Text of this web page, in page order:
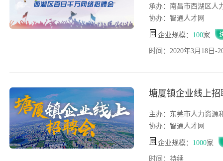
承办：南昌市西湖区人
协办：智通人才网
企业规模： 100家
时间：2020年3月18日-
塘厦镇企业线上招
主办：东莞市人力资源
协办：智通人才网
企业规模： 1000家
时间：持续